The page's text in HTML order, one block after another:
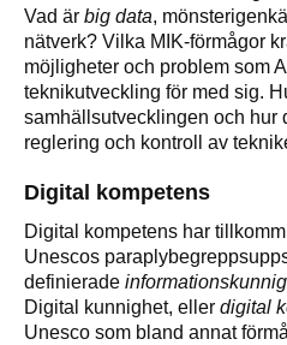
Vad är big data,
nätverk? Vilka MIK-förmågor
möjligheter och problem som
teknikutveckling för med sig.
samhällsutvecklingen och hur
reglering och kontroll av
Digital kompetens
Digital kompetens har
Unescos
definierade
Digital kunnighet, eller digital
Unesco som bland annat